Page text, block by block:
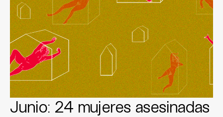
Junio: 24 mujeres asesinadas